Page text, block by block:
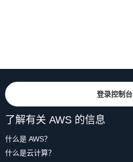
登录控制台
了解有关 AWS 的信息
什么是 AWS？
什么是云计算？